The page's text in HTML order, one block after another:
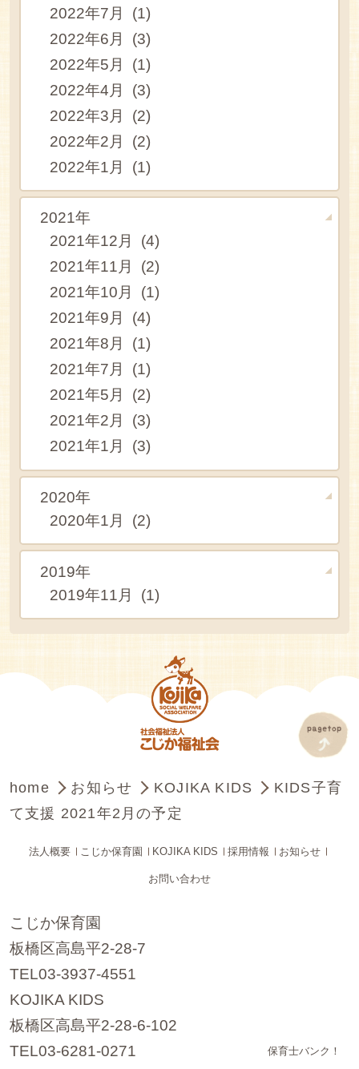
2022年7月 (1)
2022年6月 (3)
2022年5月 (1)
2022年4月 (3)
2022年3月 (2)
2022年2月 (2)
2022年1月 (1)
2021年
2021年12月 (4)
2021年11月 (2)
2021年10月 (1)
2021年9月 (4)
2021年8月 (1)
2021年7月 (1)
2021年5月 (2)
2021年2月 (3)
2021年1月 (3)
2020年
2020年1月 (2)
2019年
2019年11月 (1)
home お知らせ KOJIKA KIDS
KIDS子育
て支援 2021年2月の予定
法人概要 こじか保育園 KOJIKA KIDS 採用情報 お知らせ
お問い合わせ
こじか保育園
板橋区高島平2-28-7
TEL03-3937-4551
KOJIKA KIDS
板橋区高島平2-28-6-102
TEL03-6281-0271
保育士バンク！